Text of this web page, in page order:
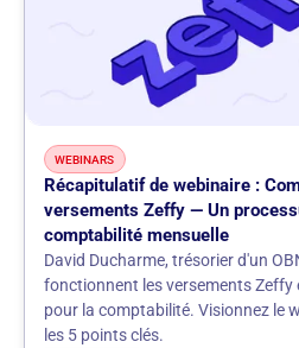
WEBINARS
Récapitulatif de webinaire :
versements Zeffy — Un
comptabilité mensuelle
David Ducharme, trésorier d'un
fonctionnent les versements Zeffy
pour la comptabilité. Visionnez le
les 5 points clés.